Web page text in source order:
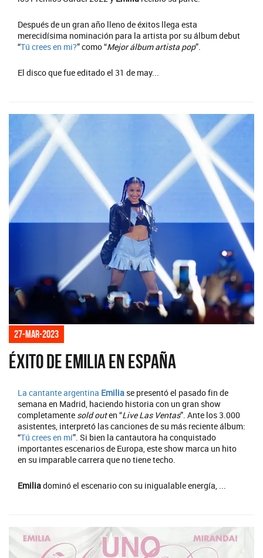
Después de un gran año lleno de éxitos llega esta
merecidísima nominación para la artista por su álbum debut
“Tú crees en mi?” como “Mejor álbum artista pop”.
El disco que fue editado el 31 de may...
27-mar-2023
Éxito de Emilia en España
La cantante argentina Emilia se presentó el pasado fin de
semana en Madrid, haciendo historia con un gran show
completamente sold outen “Live Las Ventas”. Ante los 3.000
asistentes, interpretó las canciones de su más reciente álbum:
“Tú crees en mí”. Si bien la cantautora ha conquistado
importantes escenarios de Europa, este show marca un hito
en su imparable carrera que no tiene techo.
Emiliadominó el escenario con su inigualable energía, ...